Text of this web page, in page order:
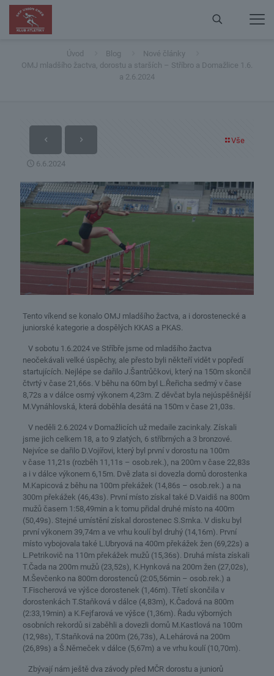
OMJ mladšího žactva, dorostu a starších – Stříbro a
Úvod Blog
Nové články
OMJ mladšího žactva, dorostu a starších – Stříbro a Domažlice 1.6.
a 2.6.2024
Vše
6.6.2024
Tento víkend se konalo OMJ mladšího žactva, a i dorostenecké a
juniorské kategorie a dospělých KKAS a PKAS.
V sobotu 1.6.2024 ve Stříbře jsme od mladšího žactva
neočekávali velké úspěchy, ale přesto byli někteří vidět v popředí
startujících. Nejlépe se dařilo J.Šantrůčkovi, který na 150m skončil
čtvrtý v čase 21,66s. V běhu na 60m byl L.Řeřicha sedmý v čase
8,72s a v dálce osmý výkonem 4,23m. Z děvčat byla nejúspěšnější
M.Vynáhlovská, která doběhla desátá na 150m v čase 21,03s.
V neděli 2.6.2024 v Domažlicích už medaile zacinkaly. Získali
jsme jich celkem 18, a to 9 zlatých, 6 stříbrných a 3 bronzové.
Nejvíce se dařilo D.Vojířovi, který byl první v dorostu na 100m
v čase 11,21s (rozběh 11,11s – osob.rek.), na 200m v čase 22,83s
a i v dálce výkonem 6,15m. Dvě zlata si dovezla domů dorostenka
M.Kapicová z běhu na 100m překážek (14,86s – osob.rek.) a na
300m překážek (46,43s). První místo získal také D.Vaidiš na 800m
mužů časem 1:58,49min a k tomu přidal druhé místo na 400m
(50,49s). Stejné umístění získal dorostenec S.Srnka. V disku byl
první výkonem 39,74m a ve vrhu koulí byl druhý (14,16m). První
místo vybojovala také L.Ubryová na 400m překážek žen (69,22s) a
L.Petrikovič na 110m překážek mužů (15,36s). Druhá místa získali
T.Čada na 200m mužů (23,52s), K.Hynková na 200m žen (27,02s),
M.Ševčenko na 800m dorostenců (2:05,56min – osob.rek.) a
T.Fischerová ve výšce dorostenek (1,46m). Třetí skončila v
dorostenkách T.Staňková v dálce (4,83m), K.Čadová na 800m
(2:33,19min) a K.Fejfarová ve výšce (1,36m). Řadu výborných
osobních rekordů si zaběhli a dovezli domů M.Kastlová na 100m
(12,98s), T.Staňková na 200m (26,73s), A.Lehárová na 200m
(26,89s) a Š.Němeček v dálce (5,67m) a ve vrhu koulí (10,70m).
Zbývají nám ještě dva závody před MČR dorostu a juniorů